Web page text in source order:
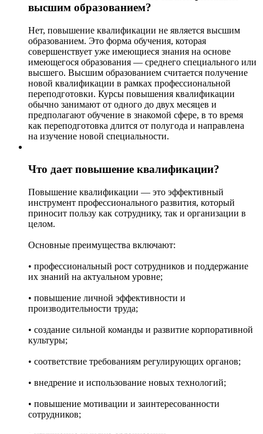
высшим образованием?
Нет, повышение квалификации не является высшим
образованием. Это форма обучения, которая
совершенствует уже имеющиеся знания на основе
имеющегося образования — среднего специального или
высшего. Высшим образованием считается получение
новой квалификации в рамках профессиональной
переподготовки. Курсы повышения квалификации
обычно занимают от одного до двух месяцев и
предполагают обучение в знакомой сфере, в то время
как переподготовка длится от полугода и направлена
на изучение новой специальности.
Что дает повышение квалификации?
Повышение квалификации — это эффективный
инструмент профессионального развития, который
приносит пользу как сотруднику, так и организации в
целом.
Основные преимущества включают:
• профессиональный рост сотрудников и поддержание
их знаний на актуальном уровне;
• повышение личной эффективности и
производительности труда;
• создание сильной команды и развитие корпоративной
культуры;
• соответствие требованиям регулирующих органов;
• внедрение и использование новых технологий;
• повышение мотивации и заинтересованности
сотрудников;